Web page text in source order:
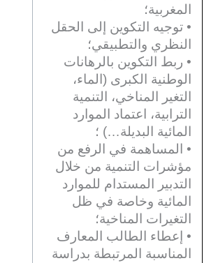
المغربية؛
• توجيه التكوين إلى الحقل
النظري والتطبيقي؛
• ربط التكوين بالرهانات
الوطنية الكبرى (الماء،
التغير المناخي، التنمية
الترابية، اعتماد الموارد
المائية البديلة…) ؛
• المساهمة في الرفع من
مؤشرات التنمية من خلال
التدبير المستدام للموارد
المائية وخاصة في ظل
التغيرات المناخية؛
• إعطاء الطالب المعارف
المناسبة المرتبطة بدراسة